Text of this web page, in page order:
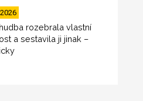
rozebrala vlastní
a sestavila ji jinak –